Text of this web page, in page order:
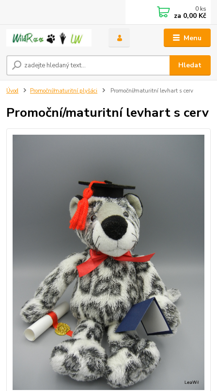
Menu
Hledat
0 ks
za 0,00 Kč
Úvod Promoční/maturitní plyšáci Promoční/maturitní levhart s cerv
Promoční/maturitní levhart s cerv